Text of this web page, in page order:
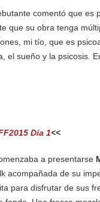
comentó que es
que su obra tenga
mi tío, que es
el sueño y la psicosis.
Día 1<<
a presentarse
acompañada de su
para disfrutar de sus